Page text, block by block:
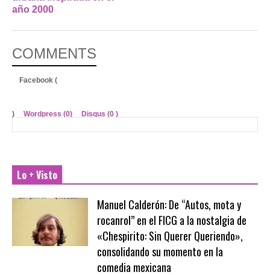
año 2000
COMMENTS
Facebook (
) Wordpress (0) Disqus (0 )
Lo + Visto
Manuel Calderón: De “Autos, mota y
rocanrol” en el FICG a la nostalgia de
«Chespirito: Sin Querer Queriendo»,
consolidando su momento en la
comedia mexicana